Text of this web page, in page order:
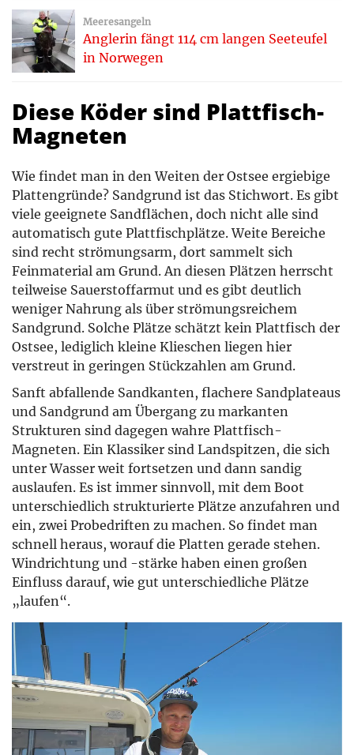
Meeresangeln
Anglerin fängt 114 cm langen Seeteufel
in Norwegen
Diese Köder sind Plattfisch-
Magneten
Wie findet man in den Weiten der Ostsee ergiebige
Plattengründe? Sandgrund ist das Stichwort. Es gibt
viele geeignete Sandflächen, doch nicht alle sind
automatisch gute Plattfischplätze. Weite Bereiche
sind recht strömungsarm, dort sammelt sich
Feinmaterial am Grund. An diesen Plätzen herrscht
teilweise Sauerstoffarmut und es gibt deutlich
weniger Nahrung als über strömungsreichem
Sandgrund. Solche Plätze schätzt kein Plattfisch der
Ostsee, lediglich kleine Klieschen liegen hier
verstreut in geringen Stückzahlen am Grund.
Sanft abfallende Sandkanten, flachere Sandplateaus
und Sandgrund am Übergang zu markanten
Strukturen sind dagegen wahre Plattfisch-
Magneten. Ein Klassiker sind Landspitzen, die sich
unter Wasser weit fortsetzen und dann sandig
auslaufen. Es ist immer sinnvoll, mit dem Boot
unterschiedlich strukturierte Plätze anzufahren und
ein, zwei Probedriften zu machen. So findet man
schnell heraus, worauf die Platten gerade stehen.
Windrichtung und -stärke haben einen großen
Einfluss darauf, wie gut unterschiedliche Plätze
„laufen“.